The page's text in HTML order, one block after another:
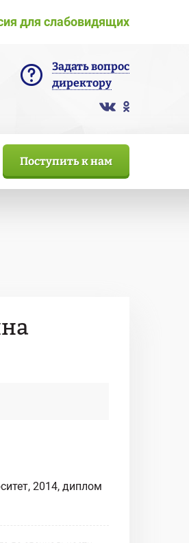
для слабовидящих
Задать вопрос
директору
Поступить к нам
2014, диплом